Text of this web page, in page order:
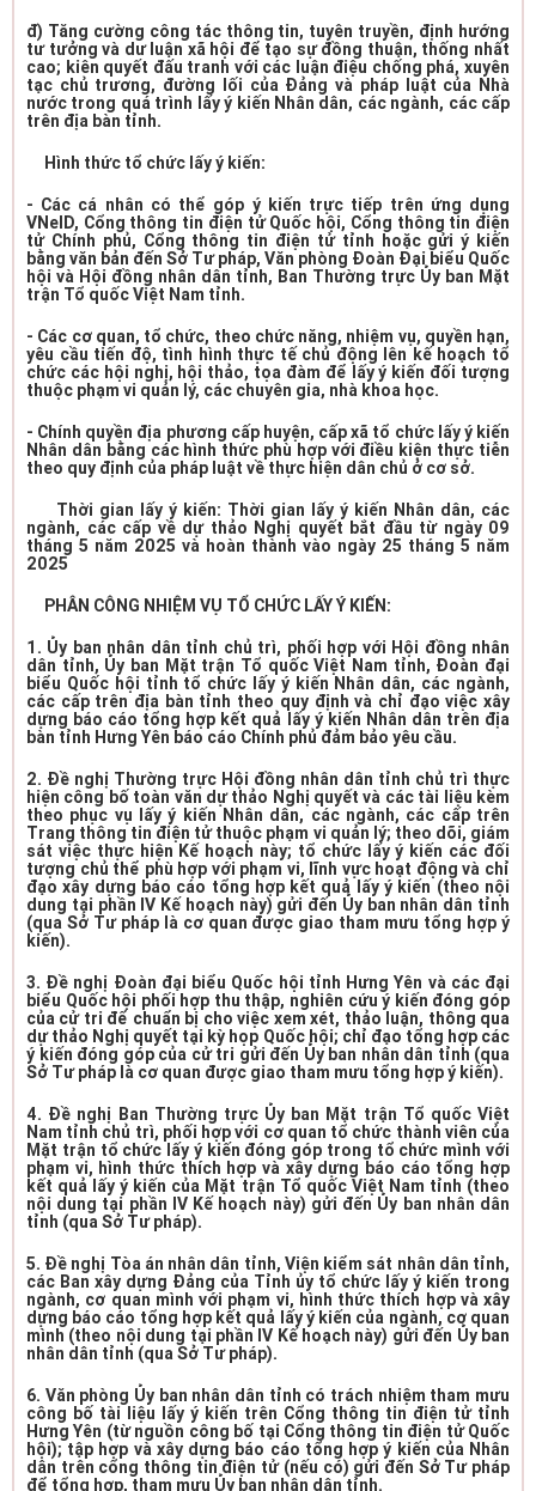
đ) Tăng cường công tác thông tin, tuyên truyền, định hướng
tư tưởng và dư luận xã hội để tạo sự đồng thuận, thống nhất
cao; kiên quyết đấu tranh với các luận điệu chống phá, xuyên
tạc chủ trương, đường lối của Đảng và pháp luật của Nhà
nước trong quá trình lấy ý kiến Nhân dân, các ngành, các cấp
trên địa bàn tỉnh.
Hình thức tổ chức lấy ý kiến:
- Các cá nhân có thể góp ý kiến trực tiếp trên ứng dụng
VNeID, Cổng thông tin điện tử Quốc hội, Cổng thông tin điện
tử Chính phủ, Cổng thông tin điện tử tỉnh hoặc gửi ý kiến
bằng văn bản đến Sở Tư pháp, Văn phòng Đoàn Đại biểu Quốc
hội và Hội đồng nhân dân tỉnh, Ban Thường trực Ủy ban Mặt
trận Tổ quốc Việt Nam tỉnh.
- Các cơ quan, tổ chức, theo chức năng, nhiệm vụ, quyền hạn,
yêu cầu tiến độ, tình hình thực tế chủ động lên kế hoạch tổ
chức các hội nghị, hội thảo, tọa đàm để lấy ý kiến đối tượng
thuộc phạm vi quản lý, các chuyên gia, nhà khoa học.
- Chính quyền địa phương cấp huyện, cấp xã tổ chức lấy ý kiến
Nhân dân bằng các hình thức phù hợp với điều kiện thực tiễn
theo quy định của pháp luật về thực hiện dân chủ ở cơ sở.
Thời gian lấy ý kiến: Thời gian lấy ý kiến Nhân dân, các
ngành, các cấp về dự thảo Nghị quyết bắt đầu từ ngày 09
tháng 5 năm 2025 và hoàn thành vào ngày 25 tháng 5 năm
2025
PHÂN CÔNG NHIỆM VỤ TỔ CHỨC LẤY Ý KIẾN:
1. Ủy ban nhân dân tỉnh chủ trì, phối hợp với Hội đồng nhân
dân tỉnh, Ủy ban Mặt trận Tổ quốc Việt Nam tỉnh, Đoàn đại
biểu Quốc hội tỉnh tổ chức lấy ý kiến Nhân dân, các ngành,
các cấp trên địa bàn tỉnh theo quy định và chỉ đạo việc xây
dựng báo cáo tổng hợp kết quả lấy ý kiến Nhân dân trên địa
bàn tỉnh Hưng Yên báo cáo Chính phủ đảm bảo yêu cầu.
2. Đề nghị Thường trực Hội đồng nhân dân tỉnh chủ trì thực
hiện công bố toàn văn dự thảo Nghị quyết và các tài liệu kèm
theo phục vụ lấy ý kiến Nhân dân, các ngành, các cấp trên
Trang thông tin điện tử thuộc phạm vi quản lý; theo dõi, giám
sát việc thực hiện Kế hoạch này; tổ chức lấy ý kiến các đối
tượng chủ thể phù hợp với phạm vi, lĩnh vực hoạt động và chỉ
đạo xây dựng báo cáo tổng hợp kết quả lấy ý kiến (theo nội
dung tại phần IV Kế hoạch này) gửi đến Ủy ban nhân dân tỉnh
(qua Sở Tư pháp là cơ quan được giao tham mưu tổng hợp ý
kiến).
3. Đề nghị Đoàn đại biểu Quốc hội tỉnh Hưng Yên và các đại
biểu Quốc hội phối hợp thu thập, nghiên cứu ý kiến đóng góp
của cử tri để chuẩn bị cho việc xem xét, thảo luận, thông qua
dự thảo Nghị quyết tại kỳ họp Quốc hội; chỉ đạo tổng hợp các
ý kiến đóng góp của cử tri gửi đến Ủy ban nhân dân tỉnh (qua
Sở Tư pháp là cơ quan được giao tham mưu tổng hợp ý kiến).
4. Đề nghị Ban Thường trực Ủy ban Mặt trận Tổ quốc Việt
Nam tỉnh chủ trì, phối hợp với cơ quan tổ chức thành viên của
Mặt trận tổ chức lấy ý kiến đóng góp trong tổ chức mình với
phạm vi, hình thức thích hợp và xây dựng báo cáo tổng hợp
kết quả lấy ý kiến của Mặt trận Tổ quốc Việt Nam tỉnh (theo
nội dung tại phần IV Kế hoạch này) gửi đến Ủy ban nhân dân
tỉnh (qua Sở Tư pháp).
5. Đề nghị Tòa án nhân dân tỉnh, Viện kiểm sát nhân dân tỉnh,
các Ban xây dựng Đảng của Tỉnh ủy tổ chức lấy ý kiến trong
ngành, cơ quan mình với phạm vi, hình thức thích hợp và xây
dựng báo cáo tổng hợp kết quả lấy ý kiến của ngành, cơ quan
mình (theo nội dung tại phần IV Kế hoạch này) gửi đến Ủy ban
nhân dân tỉnh (qua Sở Tư pháp).
6. Văn phòng Ủy ban nhân dân tỉnh có trách nhiệm tham mưu
công bố tài liệu lấy ý kiến trên Cổng thông tin điện tử tỉnh
Hưng Yên (từ nguồn công bố tại Cổng thông tin điện tử Quốc
hội); tập hợp và xây dựng báo cáo tổng hợp ý kiến của Nhân
dân trên cổng thông tin điện tử (nếu có) gửi đến Sở Tư pháp
để tổng hợp, tham mưu Ủy ban nhân dân tỉnh.